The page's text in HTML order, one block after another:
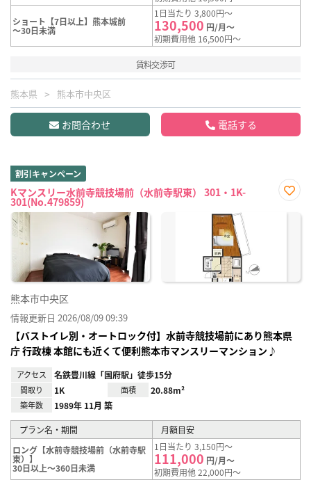
ショート【7日以上】熊本城前
～30日未満
1日当たり 3,800円～
130,500 円/月～
初期費用他 16,500円～
賃料交渉可
熊本県 熊本市中央区
お問合わせ 電話する
割引キャンペーン
Kマンスリー水前寺競技場前（水前寺駅東） 301・1K-
301(No.479859)
に入
熊本市中央区
情報更新日 2026/08/09 09:39
【バストイレ別・オートロック付】水前寺競技場前にあり熊本県
庁 行政棟 本館にも近くて便利熊本市マンスリーマンション♪
アクセス 名鉄豊川線「国府駅」徒歩15分
間取り 1K 面積 20.88m²
築年数 1989年 11月 築
プラン名・期間
月額目安
ロング【水前寺競技場前（水前寺駅
東）】
30日以上～360日未満
1日当たり 3,150円～
111,000 円/月～
初期費用他 22,000円～